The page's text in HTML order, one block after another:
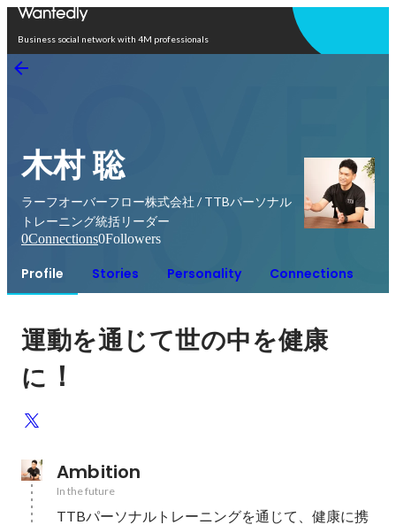
Business social network with 4M professionals
木村 聡
ラーフオーバーフロー株式会社 / TTBパーソナル
トレーニング統括リーダー
0Connections0Followers
Profile Stories Personality Connections
運動を通じて世の中を健康
に ！
Ambition
In the future
TTBパーソナルトレーニングを通じて、健康に携